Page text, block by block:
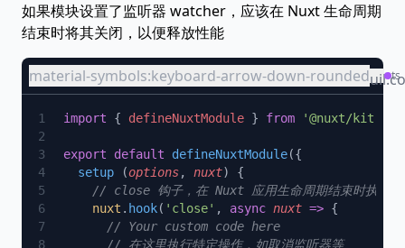
如果模块设置了监听器 watcher，应该在 Nuxt 生命周期
结束时将其关闭，以便释放性能
material-symbols:keyboard-arrow-down-rounded ts
import { defineNuxtModule } from
export default defineNuxtModule
  setup
(options, nuxt
    nuxt
. hook( 'close' , async nuxt =>